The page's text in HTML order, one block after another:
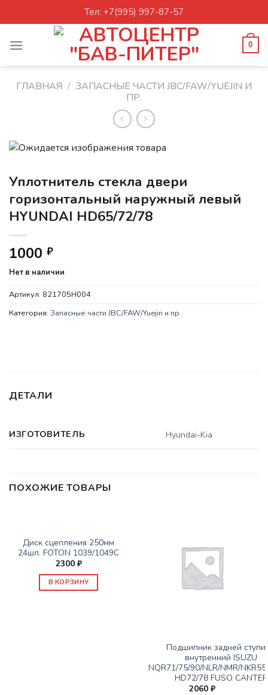
to
Тел: +7(995) 997-87-57
0
ГЛАВНАЯ / ЗАПАСНЫЕ ЧАСТИ JBC/FAW/YUEJIN И
ПР.
Уплотнитель стекла двери
горизонтальный наружный левый
HYUNDAI HD65/72/78
1000 ₽
Нет в наличии
Артикул: 821705H004
Категория: Запасные части JBC/FAW/Yuejin и пр.
ДЕТАЛИ
ИЗГОТОВИТЕЛЬ Hyundai-Kia
ПОХОЖИЕ ТОВАРЫ
Диск сцепления 250мм
24шл. FOTON 1039/1049C
2300 ₽
В КОРЗИНУ
Подшипник задней
внутренний ISUZU
NQR71/75/90/NLR/NMR/
HD72/78 FUSO CANTER
2060 ₽